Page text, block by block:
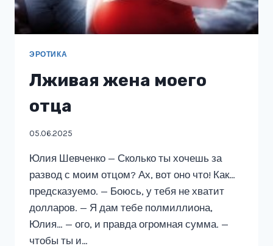
ЭРОТИКА
Лживая жена моего
отца
05.06.2025
Юлия Шевченко — Сколько ты хочешь за
развод с моим отцом? Ах, вот оно что! Как…
предсказуемо. — Боюсь, у тебя не хватит
долларов. — Я дам тебе полмиллиона,
Юлия… — ого, и правда огромная сумма. —
чтобы ты и…